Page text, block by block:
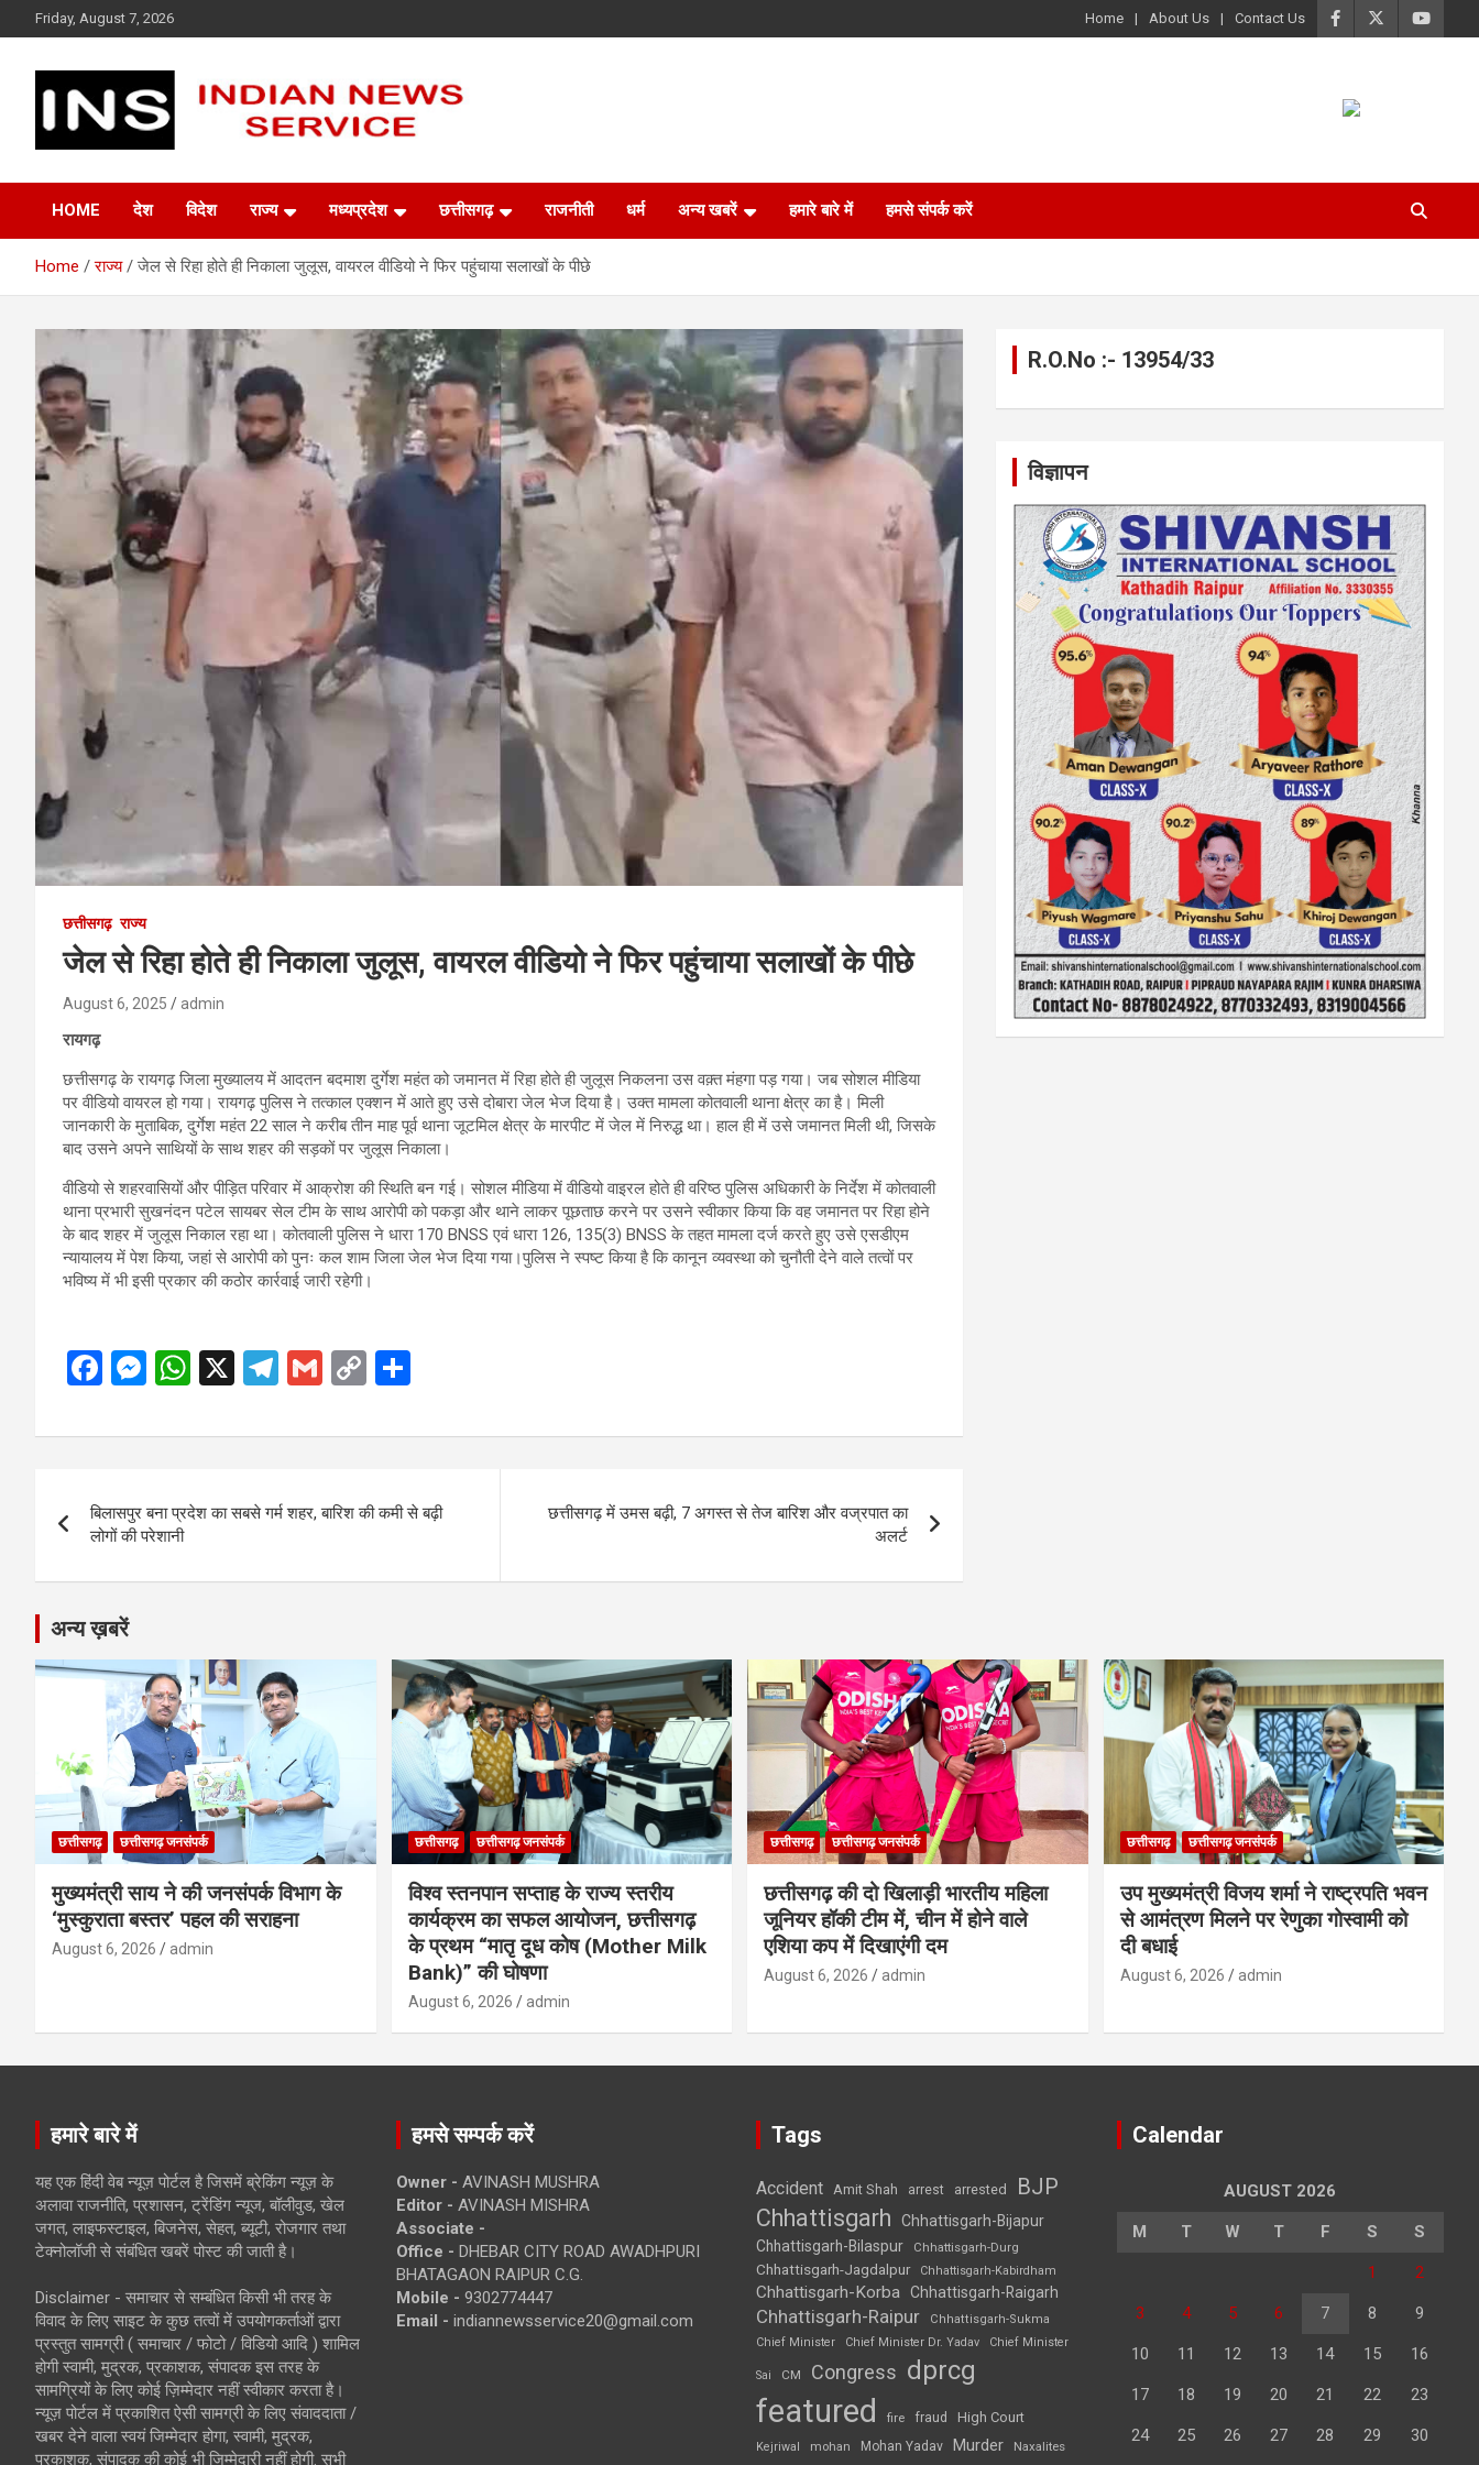
to
Friday, August 7, 2026 Home About Us Contact Us
Indian News Service
HOME देश विदेश राज्य मध्यप्रदेश छत्तीसगढ़ राजनीती धर्म अन्य खबरें हमारे बारे में हमसे संपर्क करें
Home राज्य जेल से रिहा होते ही निकाला जुलूस, वायरल वीडियो ने फिर पहुंचाया सलाखों के पीछे
छत्तीसगढ़ राज्य
जेल से रिहा होते ही निकाला जुलूस, वायरल वीडियो ने फिर पहुंचाया सलाखों के पीछे
August 6, 2025 admin
रायगढ़
छत्तीसगढ़ के रायगढ़ जिला मुख्यालय में आदतन बदमाश दुर्गेश महंत को जमानत में रिहा होते ही जुलूस निकलना उस वक़्त मंहगा पड़ गया। जब सोशल मीडिया
पर वीडियो वायरल हो गया। रायगढ़ पुलिस ने तत्काल एक्शन में आते हुए उसे दोबारा जेल भेज दिया है। उक्त मामला कोतवाली थाना क्षेत्र का है। मिली
जानकारी के मुताबिक, दुर्गेश महंत 22 साल ने करीब तीन माह पूर्व थाना जूटमिल क्षेत्र के मारपीट में जेल में निरुद्ध था। हाल ही में उसे जमानत मिली थी, जिसके
बाद उसने अपने साथियों के साथ शहर की सड़कों पर जुलूस निकाला।
वीडियो से शहरवासियों और पीड़ित परिवार में आक्रोश की स्थिति बन गई। सोशल मीडिया में वीडियो वाइरल होते ही वरिष्ठ पुलिस अधिकारी के निर्देश में कोतवाली
थाना प्रभारी सुखनंदन पटेल सायबर सेल टीम के साथ आरोपी को पकड़ा और थाने लाकर पूछताछ करने पर उसने स्वीकार किया कि वह जमानत पर रिहा होने
के बाद शहर में जुलूस निकाल रहा था। कोतवाली पुलिस ने धारा 170 BNSS एवं धारा 126, 135(3) BNSS के तहत मामला दर्ज करते हुए उसे एसडीएम
न्यायालय में पेश किया, जहां से आरोपी को पुनः कल शाम जिला जेल भेज दिया गया।पुलिस ने स्पष्ट किया है कि कानून व्यवस्था को चुनौती देने वाले तत्वों पर
भविष्य में भी इसी प्रकार की कठोर कार्रवाई जारी रहेगी।
F
ce
o
o
k
M
se
g
er
W
at
A
p
X
T
e
a
G
ail
C
py
n
ar
navigation
बिलासपुर बना प्रदेश का सबसे गर्म शहर, बारिश की कमी से बढ़ी
लोगों की परेशानी
छत्तीसगढ़ में उमस बढ़ी, 7 अगस्त से तेज बारिश और वज्रपात का
अलर्ट
R.O.No :- 13954/33
विज्ञापन
अन्य ख़बरें
छत्तीसगढ़ छत्तीसगढ़ जनसंपर्क
मुख्यमंत्री साय ने की जनसंपर्क विभाग के
‘मुस्कुराता बस्तर’ पहल की सराहना
August 6, 2026 admin
छत्तीसगढ़ छत्तीसगढ़ जनसंपर्क
विश्व स्तनपान सप्ताह के राज्य स्तरीय
कार्यक्रम का सफल आयोजन, छत्तीसगढ़
के प्रथम “मातृ दूध कोष (Mother Milk
Bank)” की घोषणा
August 6, 2026 admin
छत्तीसगढ़ छत्तीसगढ़ जनसंपर्क
छत्तीसगढ़ की दो खिलाड़ी भारतीय महिला
जूनियर हॉकी टीम में, चीन में होने वाले
एशिया कप में दिखाएंगी दम
August 6, 2026 admin
छत्तीसगढ़ छत्तीसगढ़ जनसंपर्क
उप मुख्यमंत्री विजय शर्मा ने राष्ट्रपति भवन
से आमंत्रण मिलने पर रेणुका गोस्वामी को
दी बधाई
August 6, 2026 admin
हमारे बारे में
यह एक हिंदी वेब न्यूज़ पोर्टल है जिसमें ब्रेकिंग न्यूज़ के
अलावा राजनीति, प्रशासन, ट्रेंडिंग न्यूज, बॉलीवुड, खेल
जगत, लाइफस्टाइल, बिजनेस, सेहत, ब्यूटी, रोजगार तथा
टेक्नोलॉजी से संबंधित खबरें पोस्ट की जाती है।
Disclaimer - समाचार से सम्बंधित किसी भी तरह के
विवाद के लिए साइट के कुछ तत्वों में उपयोगकर्ताओं द्वारा
प्रस्तुत सामग्री ( समाचार / फोटो / विडियो आदि ) शामिल
होगी स्वामी, मुद्रक, प्रकाशक, संपादक इस तरह के
सामग्रियों के लिए कोई ज़िम्मेदार नहीं स्वीकार करता है।
न्यूज़ पोर्टल में प्रकाशित ऐसी सामग्री के लिए संवाददाता /
खबर देने वाला स्वयं जिम्मेदार होगा, स्वामी, मुद्रक,
प्रकाशक, संपादक की कोई भी जिम्मेदारी नहीं होगी. सभी
हमसे सम्पर्क करें
Owner - AVINASH MUSHRA
Editor - AVINASH MISHRA
Associate -
Office - DHEBAR CITY ROAD AWADHPURI
BHATAGAON RAIPUR C.G.
Mobile - 9302774447
Email - indiannewsservice20@gmail.com
Tags
Accident Amit Shah arrest arrested BJP
Chhattisgarh
Chhattisgarh-Bijapur
Chhattisgarh-Bilaspur
Chhattisgarh-Durg
Chhattisgarh-Jagdalpur Chhattisgarh-Kabirdham
Chhattisgarh-Korba Chhattisgarh-Raigarh
Chhattisgarh-Raipur
Chhattisgarh-Sukma
Chief Minister
Chief Minister Dr. Yadav Chief Minister
Sai CM Congress dprcg
featured fire fraud High Court
Kejriwal mohan Mohan Yadav Murder Naxalites
Calendar
AUGUST 2026
M T W T F S S
1 2
3 4 5 6 7 8 9
10 11 12 13 14 15 16
17 18 19 20 21 22 23
24 25 26 27 28 29 30